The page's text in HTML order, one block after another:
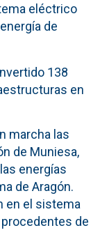
eléctrico
de
138
en
marcha las
de Muniesa,
energías
de Aragón.
en el sistema
de